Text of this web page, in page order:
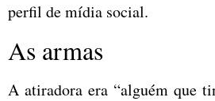
perfil de mídia social.
As armas
A atiradora era “alguém que